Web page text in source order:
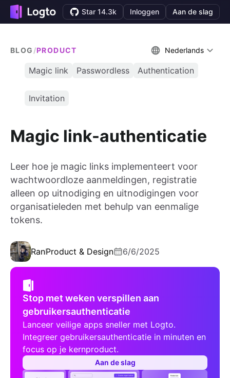
Star 14.3k Inloggen Aan de slag
BLOG /PRODUCT Nederlands
Magic link Passwordless Authentication
Invitation
Magic link-authenticatie
Leer hoe je magic links implementeert voor
wachtwoordloze aanmeldingen, registratie
alleen op uitnodiging en uitnodigingen voor
organisatieleden met behulp van eenmalige
tokens.
RanProduct & Design 6/6/2025
Stop met weken verspillen aan
gebruikersauthenticatie
Lanceer veilige apps sneller met Logto.
Integreer gebruikersauthenticatie in minuten en
focus op je kernproduct.
Aan de slag